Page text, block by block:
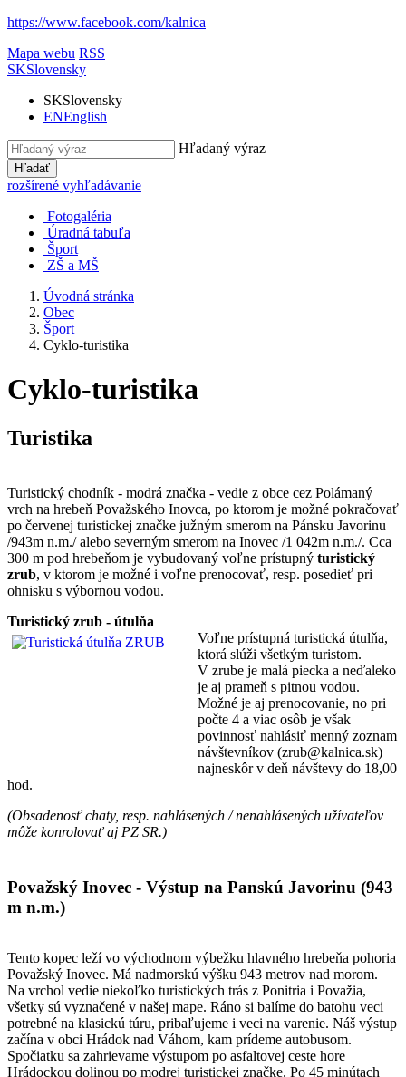
https://www.facebook.com/kalnica
Mapa webu RSS
SKSlovensky
SKSlovensky
ENEnglish
Hľadaný výraz
Hľadať
rozšírené vyhľadávanie
Fotogaléria
Úradná tabuľa
Šport
ZŠ a MŠ
Úvodná stránka
Obec
Šport
Cyklo-turistika
Cyklo-turistika
Turistika
Turistický chodník - modrá značka - vedie z obce cez Polámaný
vrch na hrebeň Považského Inovca, po ktorom je možné pokračovať
po červenej turistickej značke južným smerom na Pánsku Javorinu
/943m n.m./ alebo severným smerom na Inovec /1 042m n.m./. Cca
300 m pod hrebeňom je vybudovaný voľne prístupný turistický
zrub, v ktorom je možné i voľne prenocovať, resp. posedieť pri
ohnisku s výbornou vodou.
Turistický zrub - útulňa
Voľne prístupná turistická útulňa,
ktorá slúži všetkým turistom.
V zrube je malá piecka a neďaleko
je aj prameň s pitnou vodou.
Možné je aj prenocovanie, no pri
počte 4 a viac osôb je však
povinnosť nahlásiť menný zoznam
návštevníkov (zrub@kalnica.sk)
najneskôr v deň návštevy do 18,00
hod.
(Obsadenosť chaty, resp. nahlásených / nenahlásených užívateľov
môže konrolovať aj PZ SR.)
Považský Inovec - Výstup na Panskú Javorinu (943
m n.m.)
Tento kopec leží vo východnom výbežku hlavného hrebeňa pohoria
Považský Inovec. Má nadmorskú výšku 943 metrov nad morom.
Na vrchol vedie niekoľko turistických trás z Ponitria i Považia,
všetky sú vyznačené v našej mape. Ráno si balíme do batohu veci
potrebné na klasickú túru, pribaľujeme i veci na varenie. Náš výstup
začína v obci Hrádok nad Váhom, kam prídeme autobusom.
Spočiatku sa zahrievame výstupom po asfaltovej ceste hore
Hrádockou dolinou po modrej turistickej značke. Po 45 minútach